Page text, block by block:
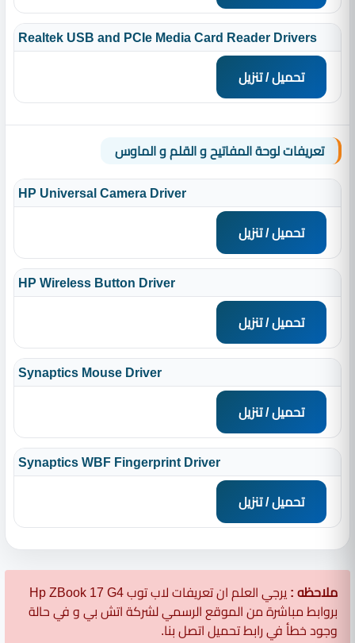
Realtek USB and PCIe Media Card Reader Drivers
تحميل / تنزيل
تعريفات لوحة المفاتيح و القلم و الماوس
HP Universal Camera Driver
تحميل / تنزيل
HP Wireless Button Driver
تحميل / تنزيل
Synaptics Mouse Driver
تحميل / تنزيل
Synaptics WBF Fingerprint Driver
تحميل / تنزيل
ملاحظه :
يرجي العلم ان تعريفات لاب توب Hp ZBook 17 G4
بروابط مباشرة من الموقع الرسمي لشركة اتش بي و في حالة
وجود خطأ في رابط تحميل اتصل بنا.